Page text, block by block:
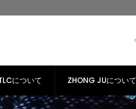
について ZHONG JUについて